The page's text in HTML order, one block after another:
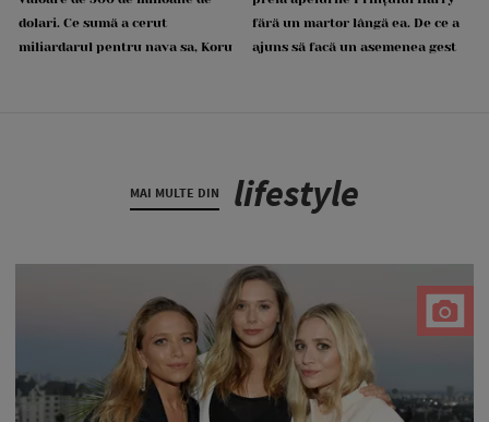
dolari. Ce sumă a cerut
miliardarul pentru nava sa, Koru
fără un martor lângă ea. De ce a
ajuns să facă un asemenea gest
MAI MULTE DIN lifestyle